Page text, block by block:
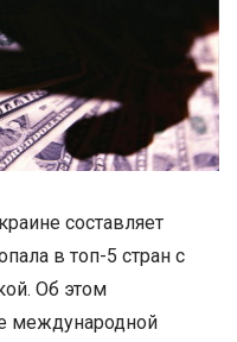
составляет
в топ-5 стран с
Об этом
международной